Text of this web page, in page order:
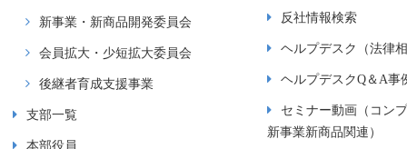
新事業・新商品開発委員会
会員拡大・少短拡大委員会
後継者育成支援事業
支部一覧
本部役員
反社情報検索
ヘルプデスク（法律
ヘルプデスクQ＆A事
セミナー動画（コン
新事業新商品関連）